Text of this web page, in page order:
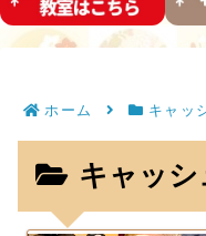
ホーム キャッ
キャッシ